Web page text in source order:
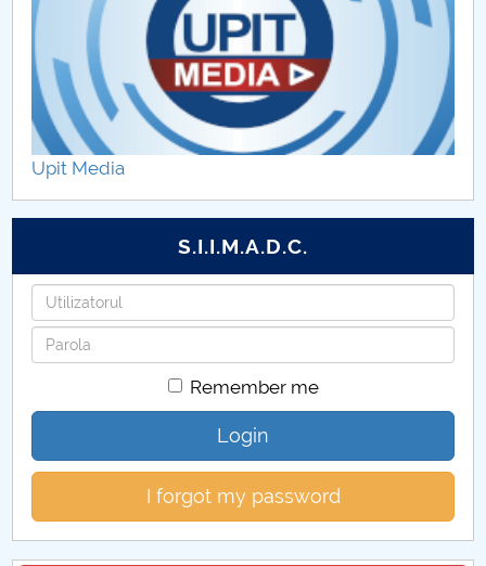
Upit Media
S.I.I.M.A.D.C.
Username
Password
Remember me
Login
I forgot my password